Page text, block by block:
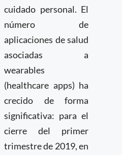
cuidado personal. El
número de
aplicaciones de salud
asociadas a
wearables
(healthcare apps) ha
crecido de forma
significativa: para el
cierre del primer
trimestre de 2019, en